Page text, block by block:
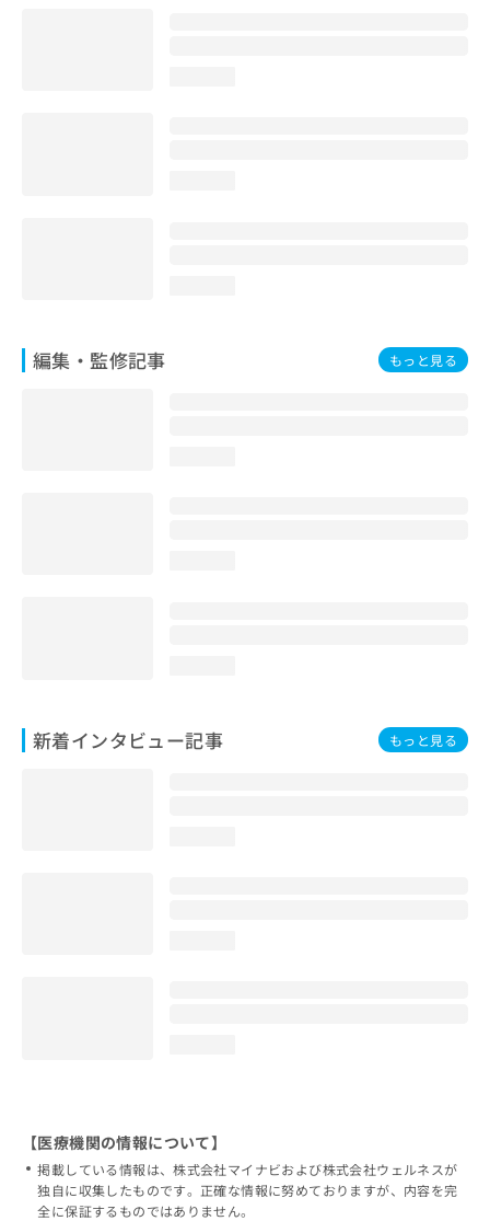
編集・監修記事 もっと見る
新着インタビュー記事 もっと見る
【医療機関の情報について】
掲載している情報は、株式会社マイナビおよび株式会社ウェルネスが
独自に収集したものです。正確な情報に努めておりますが、内容を完
全に保証するものではありません。